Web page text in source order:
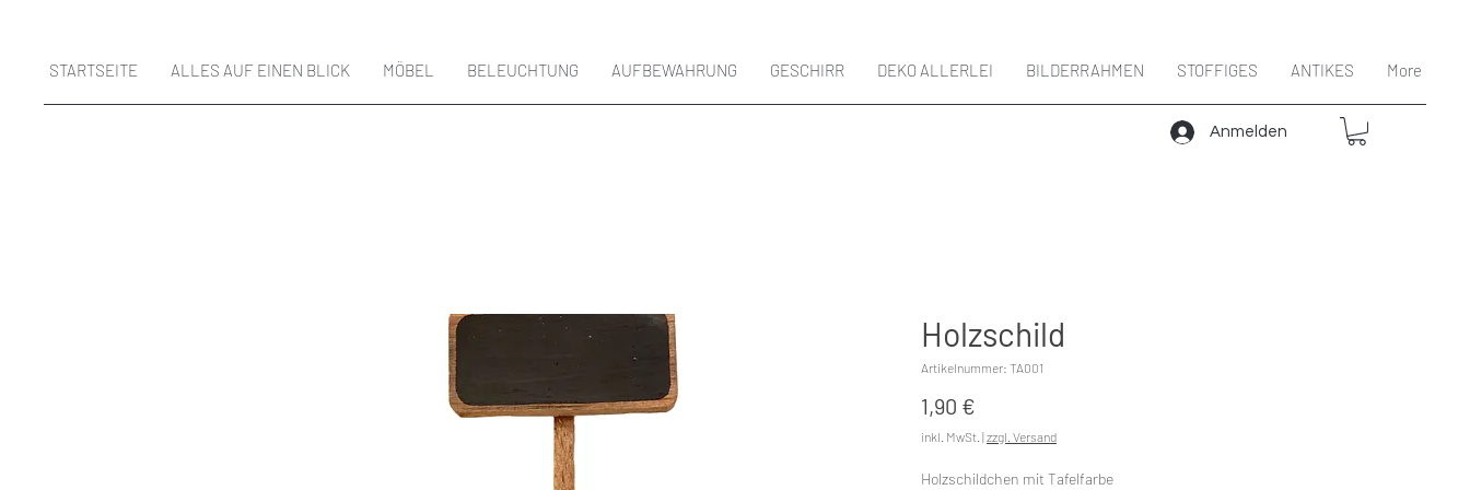
STARTSEITE ALLES AUF EINEN BLICK MÖBEL BELEUCHTUNG AUFBEWAHRUNG GESCHIRR DEKO ALLERLEI BILDERRAHMEN STOFFIGES ANTIKES More
Anmelden
Holzschild
Artikelnummer: TA001
1,90 €
inkl. MwSt. |zzgl. Versand
Holzschildchen mit Tafelfarbe